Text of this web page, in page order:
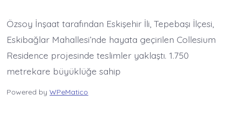
Özsoy İnşaat tarafından Eskişehir İli, Tepebaşı İlçesi,
Eskibağlar Mahallesi’nde hayata geçirilen Collesium
Residence projesinde teslimler yaklaştı. 1.750
metrekare büyüklüğe sahip
Powered byWPeMatico